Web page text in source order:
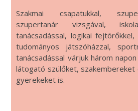
Szakmai csapatukkal,
szupertanár vizsgával,
tanácsadással, logikai
tudományos játszóházzal,
tanácsadással várjuk három
látogató szülőket,
gyerekeket is.